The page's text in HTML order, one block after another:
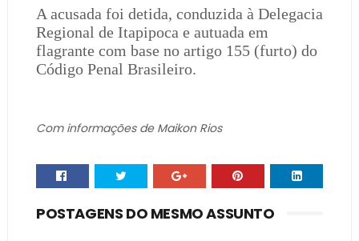
A acusada foi detida, conduzida à Delegacia
Regional de Itapipoca e autuada em
flagrante com base no artigo 155 (furto) do
Código Penal Brasileiro.
Com informações de Maikon Rios
POSTAGENS DO MESMO ASSUNTO